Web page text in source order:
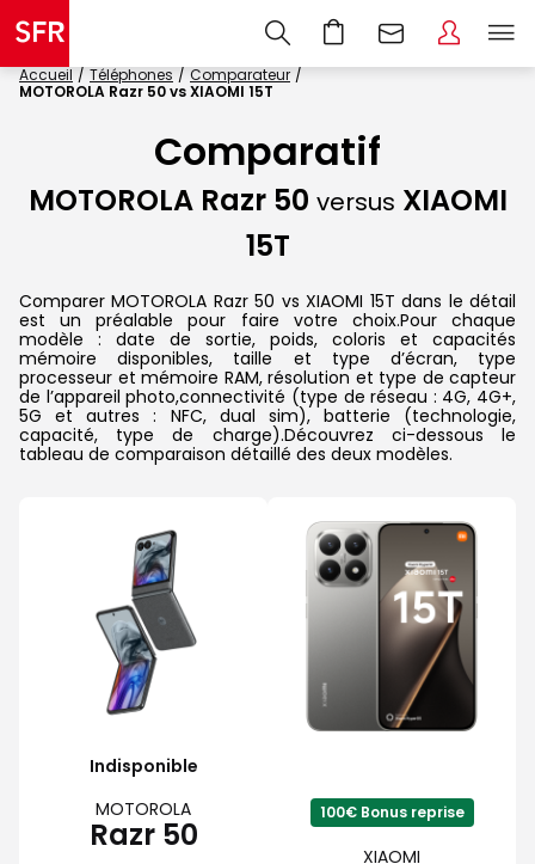
Accueil Téléphones
Comparateur
MOTOROLA Razr 50 vs XIAOMI 15T
Comparatif
MOTOROLA Razr 50 versus XIAOMI
15T
Comparer MOTOROLA Razr 50 vs XIAOMI 15T dans le détail
est un préalable pour faire votre choix.Pour chaque
modèle : date de sortie, poids, coloris et capacités
mémoire disponibles, taille et type d’écran, type
processeur et mémoire RAM, résolution et type de capteur
de l’appareil photo,connectivité (type de réseau : 4G, 4G+,
5G et autres : NFC, dual sim), batterie (technologie,
capacité, type de charge).Découvrez ci-dessous le
tableau de comparaison détaillé des deux modèles.
Indisponible
MOTOROLA
Razr 50
100€ Bonus reprise
XIAOMI